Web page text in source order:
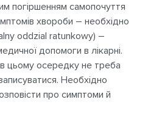
погіршенням самопочуття
хвороби – необхідно
oddzial ratunkowy) –
допомоги в лікарні.
цьому осередку не треба
Необхідно
про симптоми й